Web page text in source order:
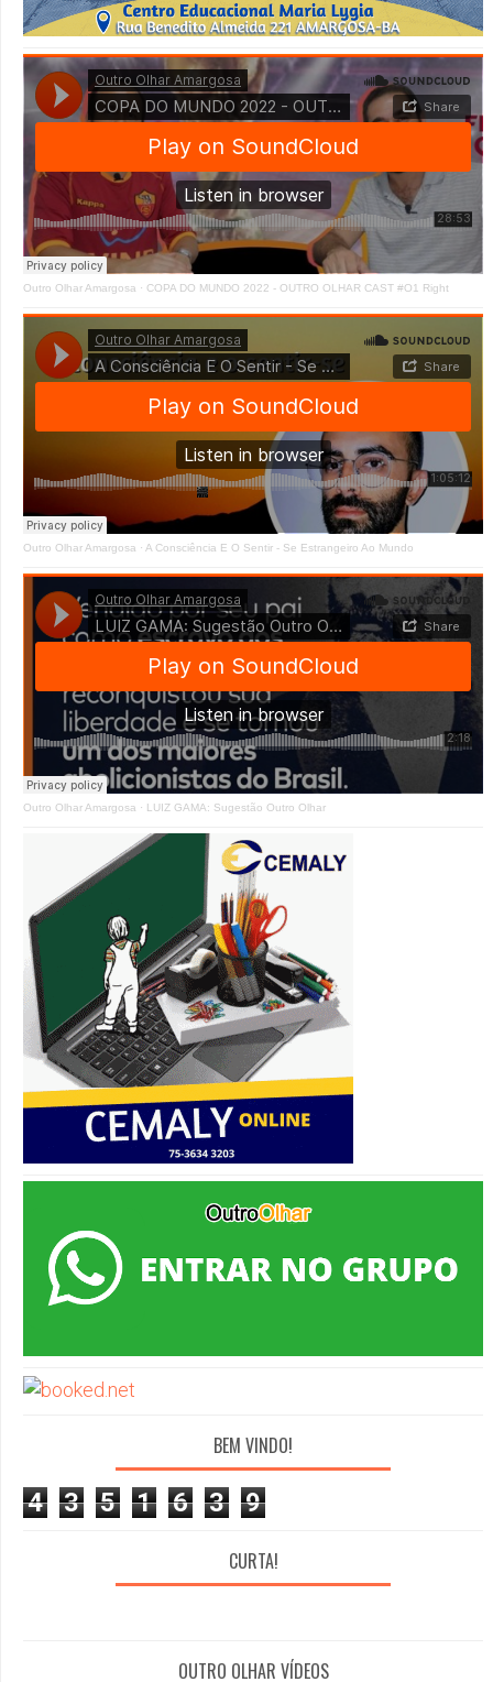
Outro Olhar Amargosa · COPA DO MUNDO 2022 - OUTRO OLHAR CAST #O1 Right
Outro Olhar Amargosa · A Consciência E O Sentir - Se Estrangeiro Ao Mundo
Outro Olhar Amargosa · LUIZ GAMA: Sugestão Outro Olhar
BEM VINDO!
4 3 5 1 6 3 9
CURTA!
OUTRO OLHAR VÍDEOS